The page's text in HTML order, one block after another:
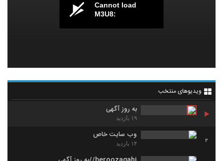
Cannot load
M3U8:
ویدیوهای منتخب
به روز آگهی
۱۹ بازدید
2
وب سایت خاص
۱۴ بازدید